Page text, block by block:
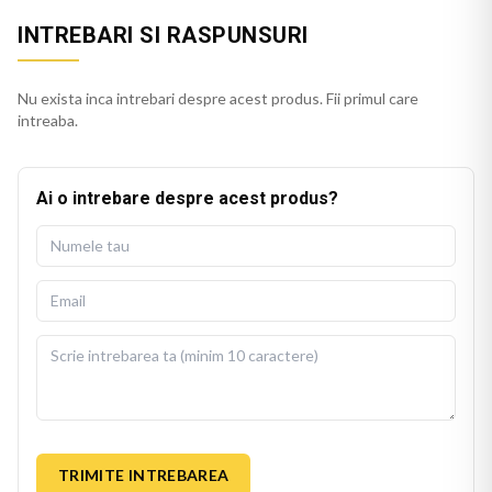
INTREBARI SI RASPUNSURI
Nu exista inca intrebari despre acest produs. Fii primul care
intreaba.
Ai o intrebare despre acest produs?
TRIMITE INTREBAREA